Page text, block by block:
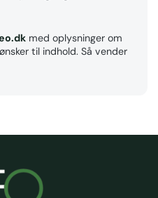
med oplysninger om
til indhold. Så vender